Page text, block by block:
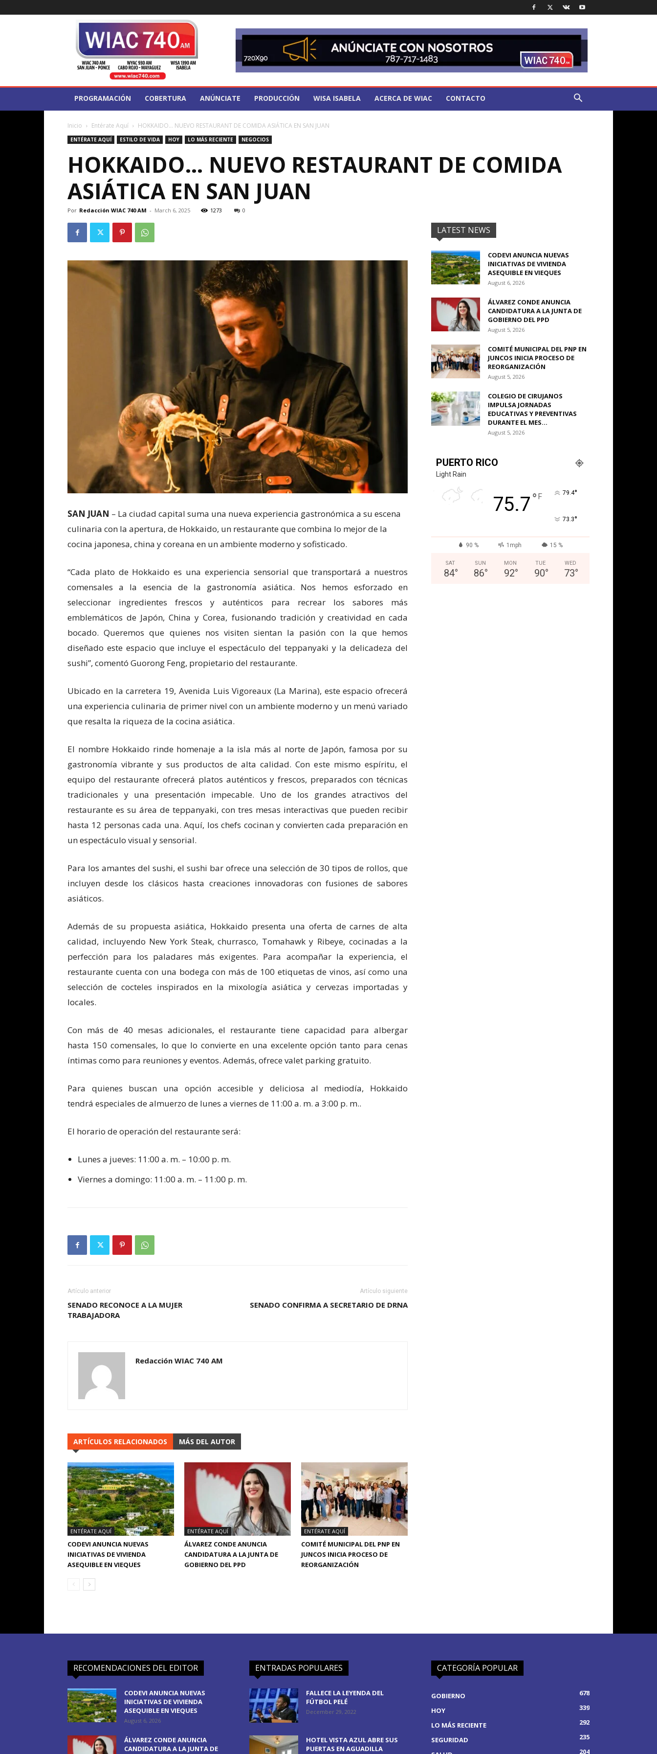
PROGRAMACIÓN COBERTURA ANÚNCIATE PRODUCCIÓN WISA ISABELA ACERCA DE WIAC CONTACTO
Inicio Entérate Aquí HOKKAIDO… NUEVO RESTAURANT DE COMIDA ASIÁTICA EN SAN JUAN
ENTÉRATE AQUÍ ESTILO DE VIDA HOY LO MÁS RECIENTE NEGOCIOS
HOKKAIDO… NUEVO RESTAURANT DE COMIDA
ASIÁTICA EN SAN JUAN
Por Redacción WIAC 740 AM - March 6, 2025 1273 0
SAN JUAN – La ciudad capital suma una nueva experiencia gastronómica a su escena
culinaria con la apertura, de Hokkaido, un restaurante que combina lo mejor de la
cocina japonesa, china y coreana en un ambiente moderno y sofisticado.
“Cada plato de Hokkaido es una experiencia sensorial que transportará a nuestros
comensales a la esencia de la gastronomía asiática. Nos hemos esforzado en
seleccionar ingredientes frescos y auténticos para recrear los sabores más
emblemáticos de Japón, China y Corea, fusionando tradición y creatividad en cada
bocado. Queremos que quienes nos visiten sientan la pasión con la que hemos
diseñado este espacio que incluye el espectáculo del teppanyaki y la delicadeza del
sushi”, comentó Guorong Feng, propietario del restaurante.
Ubicado en la carretera 19, Avenida Luis Vigoreaux (La Marina), este espacio ofrecerá
una experiencia culinaria de primer nivel con un ambiente moderno y un menú variado
que resalta la riqueza de la cocina asiática.
El nombre Hokkaido rinde homenaje a la isla más al norte de Japón, famosa por su
gastronomía vibrante y sus productos de alta calidad. Con este mismo espíritu, el
equipo del restaurante ofrecerá platos auténticos y frescos, preparados con técnicas
tradicionales y una presentación impecable. Uno de los grandes atractivos del
restaurante es su área de teppanyaki, con tres mesas interactivas que pueden recibir
hasta 12 personas cada una. Aquí, los chefs cocinan y convierten cada preparación en
un espectáculo visual y sensorial.
Para los amantes del sushi, el sushi bar ofrece una selección de 30 tipos de rollos, que
incluyen desde los clásicos hasta creaciones innovadoras con fusiones de sabores
asiáticos.
Además de su propuesta asiática, Hokkaido presenta una oferta de carnes de alta
calidad, incluyendo New York Steak, churrasco, Tomahawk y Ribeye, cocinadas a la
perfección para los paladares más exigentes. Para acompañar la experiencia, el
restaurante cuenta con una bodega con más de 100 etiquetas de vinos, así como una
selección de cocteles inspirados en la mixología asiática y cervezas importadas y
locales.
Con más de 40 mesas adicionales, el restaurante tiene capacidad para albergar
hasta 150 comensales, lo que lo convierte en una excelente opción tanto para cenas
íntimas como para reuniones y eventos. Además, ofrece valet parking gratuito.
Para quienes buscan una opción accesible y deliciosa al mediodía, Hokkaido
tendrá especiales de almuerzo de lunes a viernes de 11:00 a. m. a 3:00 p. m..
El horario de operación del restaurante será:
Lunes a jueves: 11:00 a. m. – 10:00 p. m.
Viernes a domingo: 11:00 a. m. – 11:00 p. m.
Artículo anterior
SENADO RECONOCE A LA MUJER
TRABAJADORA
Artículo siguiente
SENADO CONFIRMA A SECRETARIO DE DRNA
Redacción WIAC 740 AM
ARTÍCULOS RELACIONADOS MÁS DEL AUTOR
ENTÉRATE AQUÍ
CODEVI ANUNCIA NUEVAS
INICIATIVAS DE VIVIENDA
ASEQUIBLE EN VIEQUES
ENTÉRATE AQUÍ
ÁLVAREZ CONDE ANUNCIA
CANDIDATURA A LA JUNTA DE
GOBIERNO DEL PPD
ENTÉRATE AQUÍ
COMITÉ MUNICIPAL DEL PNP EN
JUNCOS INICIA PROCESO DE
REORGANIZACIÓN
LATEST NEWS
CODEVI ANUNCIA NUEVAS
INICIATIVAS DE VIVIENDA
ASEQUIBLE EN VIEQUES
August 6, 2026
ÁLVAREZ CONDE ANUNCIA
CANDIDATURA A LA JUNTA DE
GOBIERNO DEL PPD
August 5, 2026
COMITÉ MUNICIPAL DEL PNP EN
JUNCOS INICIA PROCESO DE
REORGANIZACIÓN
August 5, 2026
COLEGIO DE CIRUJANOS
IMPULSA JORNADAS
EDUCATIVAS Y PREVENTIVAS
DURANTE EL MES...
August 5, 2026
PUERTO RICO
Light Rain
75.7° F 79.4°
73.3°
90 % 1mph 15 %
SAT
84°
SUN
86°
MON
92°
TUE
90°
WED
73°
RECOMENDACIONES DEL EDITOR
CODEVI ANUNCIA NUEVAS
INICIATIVAS DE VIVIENDA
ASEQUIBLE EN VIEQUES
August 6, 2026
ÁLVAREZ CONDE ANUNCIA
CANDIDATURA A LA JUNTA DE
ENTRADAS POPULARES
FALLECE LA LEYENDA DEL
FÚTBOL PELÉ
December 29, 2022
HOTEL VISTA AZUL ABRE SUS
PUERTAS EN AGUADILLA
CATEGORÍA POPULAR
GOBIERNO
678
HOY
339
LO MÁS RECIENTE
292
SEGURIDAD
235
204